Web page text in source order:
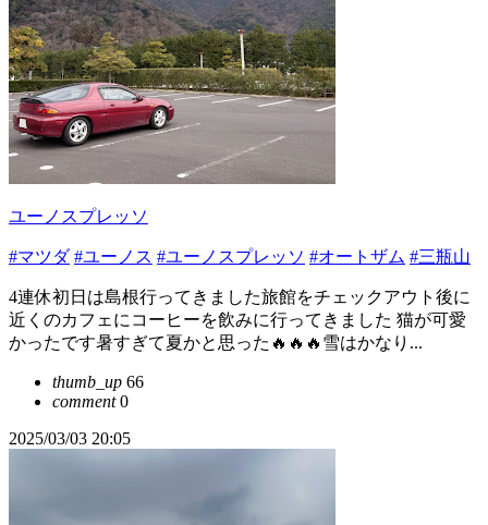
ユーノスプレッソ
#マツダ #ユーノス #ユーノスプレッソ #オートザム #三瓶山
4連休初日は島根行ってきました旅館をチェックアウト後に
近くのカフェにコーヒーを飲みに行ってきました 猫が可愛
かったです暑すぎて夏かと思った🔥🔥🔥雪はかなり...
thumb_up 66
comment0
2025/03/03 20:05